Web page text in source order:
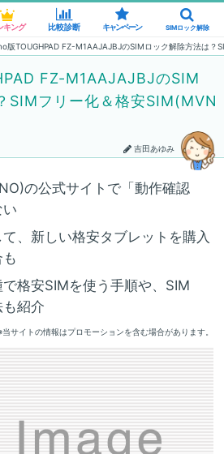
キング 比較診断 キャンペーン SIMロック解除
版TOUGHPAD FZ-M1AAJAJBJのSIMロック解除方法は？
FZ-M1AAJAJBJのSIM
SIMフリー化＆格安SIM(MVN
吉田あゆみ
の公式サイトで「動作確認
、新しい格安タブレットを購入
格安SIMを使う手順や、SIM
紹介
当サイトの情報はプロモーションを含む場合があります。
キング 比較診断 キャンペーン SIMロック解除